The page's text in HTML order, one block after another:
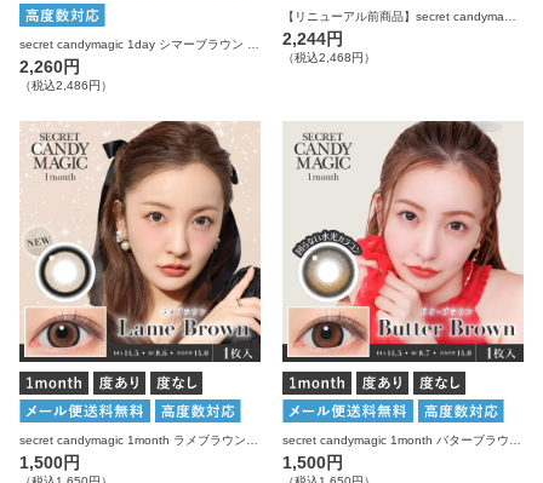
2,260円
（税込2,486円）
2,244円
（税込2,468円）
1,500円 1,500円